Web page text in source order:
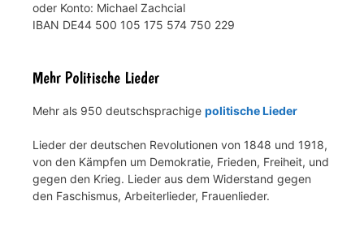
oder Konto: Michael Zachcial
IBAN DE44 500 105 175 574 750 229
Mehr Politische Lieder
Mehr als 950 deutschsprachige politische Lieder
Lieder der deutschen Revolutionen von 1848 und 1918,
von den Kämpfen um Demokratie, Frieden, Freiheit, und
gegen den Krieg. Lieder aus dem Widerstand gegen
den Faschismus, Arbeiterlieder, Frauenlieder.